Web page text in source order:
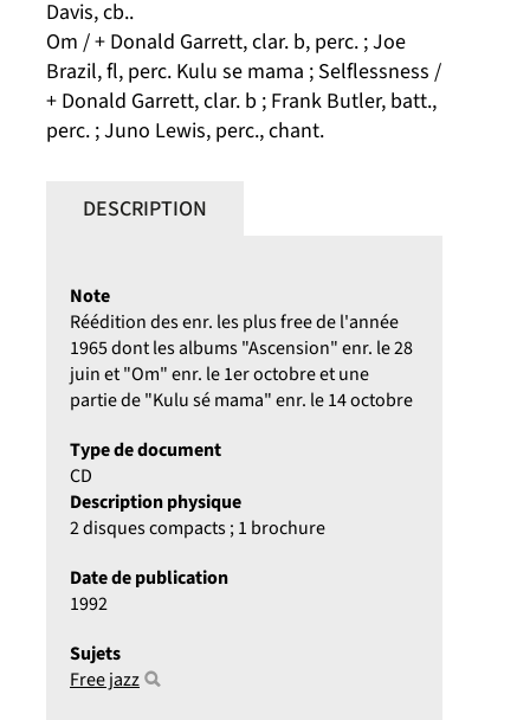
Davis, cb..
Om / + Donald Garrett, clar. b, perc. ; Joe
Brazil, fl, perc. Kulu se mama ; Selflessness /
+ Donald Garrett, clar. b ; Frank Butler, batt.,
perc. ; Juno Lewis, perc., chant.
DESCRIPTION
Note
Réédition des enr. les plus free de l'année
1965 dont les albums "Ascension" enr. le 28
juin et "Om" enr. le 1er octobre et une
partie de "Kulu sé mama" enr. le 14 octobre
Type de document
CD
Description physique
2 disques compacts ; 1 brochure
Date de publication
1992
Sujets
Free jazz